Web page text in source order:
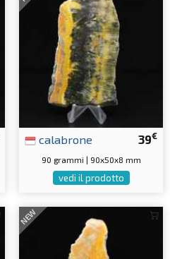
39€
calabrone
90 grammi | 90x50x8 mm
vedi il prodotto
NEW